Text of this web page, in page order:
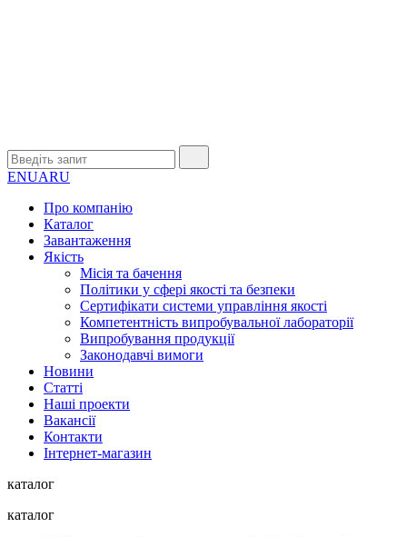
ENUARU
Про компанію
Каталог
Завантаження
Якість
Місія та бачення
Політики у сфері якості та безпеки
Сертифікати системи управління якості
Компетентність випробувальної лабораторії
Випробування продукції
Законодавчі вимоги
Новини
Статті
Наші проекти
Вакансії
Контакти
Інтернет-магазин
каталог
каталог